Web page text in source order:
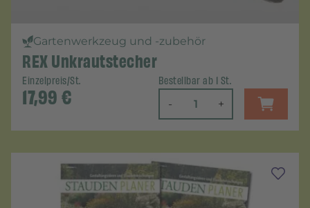
Gartenwerkzeug und -zubehör
REX Unkrautstecher
Einzelpreis/St.
17,99€
Bestellbar ab 1 St.
- +